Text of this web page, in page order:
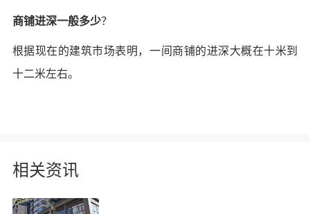
商铺进深一般多少？
根据现在的建筑市场表明，一间商铺的进深大概在十米到
十二米左右。
相关资讯